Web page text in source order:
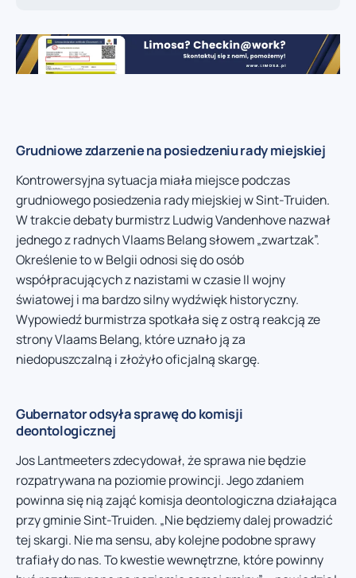
Grudniowe zdarzenie na posiedzeniu rady miejskiej
Kontrowersyjna sytuacja miała miejsce podczas
grudniowego posiedzenia rady miejskiej w Sint-Truiden.
W trakcie debaty burmistrz Ludwig Vandenhove nazwał
jednego z radnych Vlaams Belang słowem „zwartzak”.
Określenie to w Belgii odnosi się do osób
współpracujących z nazistami w czasie II wojny
światowej i ma bardzo silny wydźwięk historyczny.
Wypowiedź burmistrza spotkała się z ostrą reakcją ze
strony Vlaams Belang, które uznało ją za
niedopuszczalną i złożyło oficjalną skargę.
Gubernator odsyła sprawę do komisji
deontologicznej
Jos Lantmeeters zdecydował, że sprawa nie będzie
rozpatrywana na poziomie prowincji. Jego zdaniem
powinna się nią zająć komisja deontologiczna działająca
przy gminie Sint-Truiden. „Nie będziemy dalej prowadzić
tej skargi. Nie ma sensu, aby kolejne podobne sprawy
trafiały do nas. To kwestie wewnętrzne, które powinny